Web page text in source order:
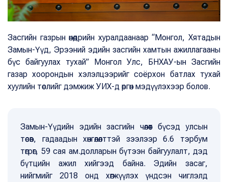
Засгийн газрын өнөөдрийн хуралдаанаар “Монгол, Хятадын
Замын-Үүд, Эрээний эдийн засгийн хамтын ажиллагааны
бүс байгуулах тухай” Монгол Улс, БНХАУ-ын Засгийн
газар хоорондын хэлэлцээрийг соёрхон батлах тухай
хуулийн төслийг дэмжиж УИХ-д өргөн мэдүүлэхээр болов.
Замын-Үүдийн эдийн засгийн чөлөөт бүсэд улсын
төсөв, гадаадын хөнгөлөлттэй зээлээр 6.6 тэрбум
төгрөг, 59 сая ам.долларын бүтээн байгуулалт, дэд
бүтцийн ажил хийгээд байна. Эдийн засаг,
нийгмийг 2018 онд хөгжүүлэх үндсэн чиглэлд